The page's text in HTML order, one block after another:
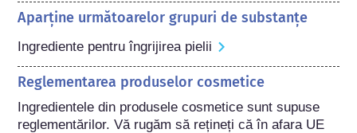
Aparține următoarelor grupuri de substanțe
Ingrediente pentru îngrijirea pielii
Reglementarea produselor cosmetice
Ingredientele din produsele cosmetice sunt supuse
reglementărilor. Vă rugăm să rețineți că în afara UE